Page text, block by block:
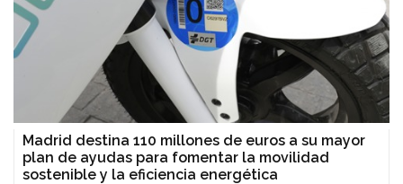
Madrid destina 110 millones de euros a su mayor
plan de ayudas para fomentar la movilidad
sostenible y la eficiencia energética